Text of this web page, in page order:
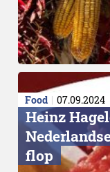
Food 07.09.2024
Heinz
flop